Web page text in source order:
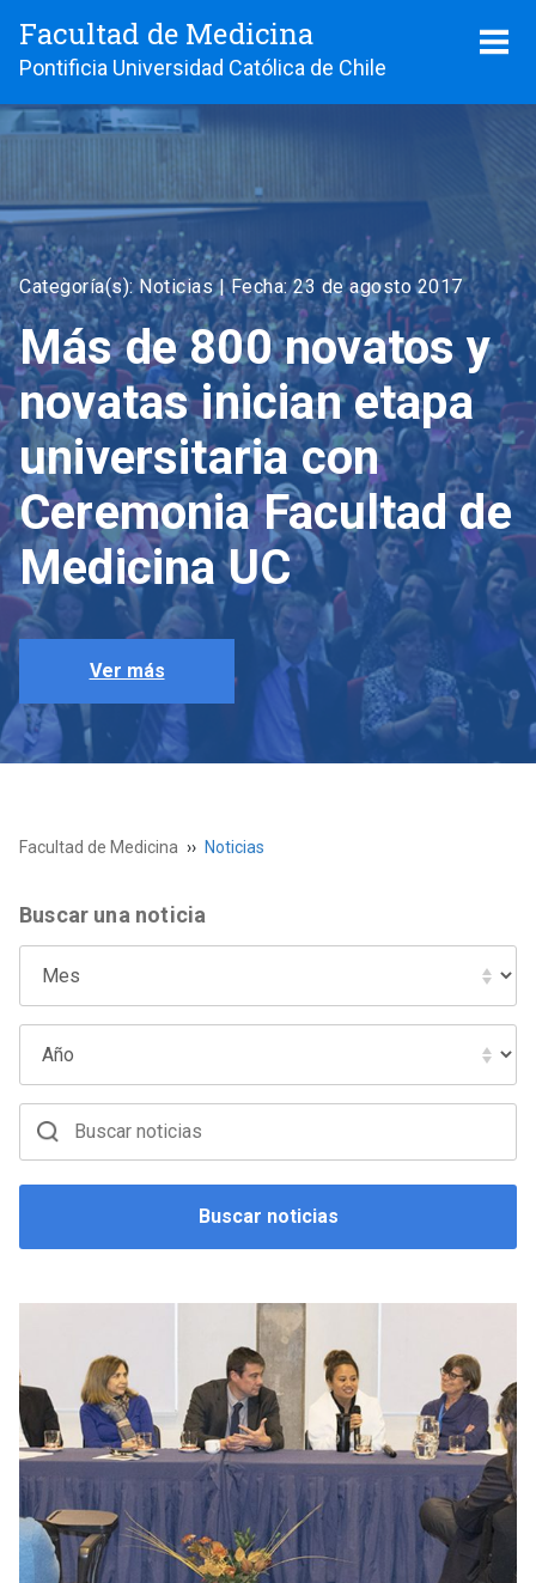
Facultad de Medicina
Pontificia Universidad Católica de Chile
Categoría(s): Noticias |Fecha: 23 de agosto 2017
Más de 800 novatos y
novatas inician etapa
universitaria con
Ceremonia Facultad de
Medicina UC
Ver más
Facultad de Medicina Noticias
Buscar una noticia